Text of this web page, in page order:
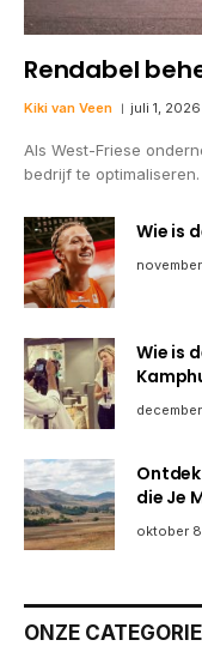
Rendabel
Kiki van Veen juli 1, 2026
Als West-Friese
bedrijf te
Wie is
Wie is
die Je
oktober
ONZE